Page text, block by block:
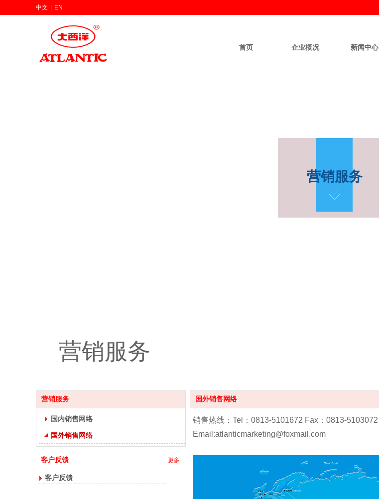
首页 企业概况 新闻中心
中文 EN
营销服务
营销服务
营销服务
国内销售网络
国外销售网络
客户反馈 更多
客户反馈
国外销售网络
销售热线：Tel：0813-5101672 Fax：0813-5103072
Email:atlanticmarketing@foxmail.com